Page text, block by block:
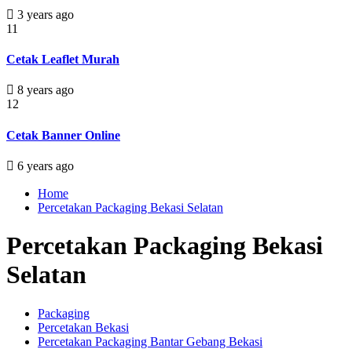
3 years ago
11
Cetak Leaflet Murah
8 years ago
12
Cetak Banner Online
6 years ago
Home
Percetakan Packaging Bekasi Selatan
Percetakan Packaging Bekasi
Selatan
Packaging
Percetakan Bekasi
Percetakan Packaging Bantar Gebang Bekasi